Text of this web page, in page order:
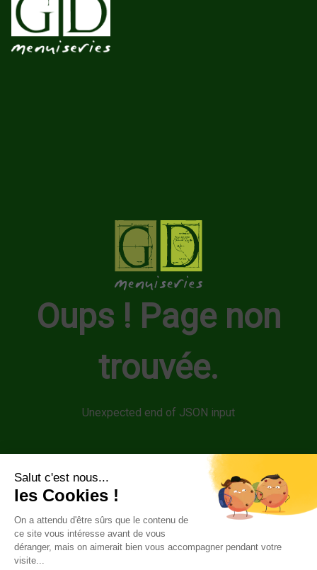
Oups ! Page non
trouvée.
Unexpected end of JSON input
Retour à la page d'accueil